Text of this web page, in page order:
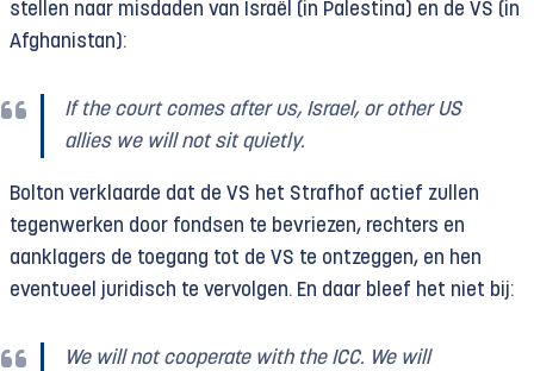
stellen naar misdaden van Israël (in Palestina) en de VS (in
Afghanistan):
If the court comes after us, Israel, or other US
allies we will not sit quietly.
Bolton verklaarde dat de VS het Strafhof actief zullen
tegenwerken door fondsen te bevriezen, rechters en
aanklagers de toegang tot de VS te ontzeggen, en hen
eventueel juridisch te vervolgen. En daar bleef het niet bij:
We will not cooperate with the ICC. We will